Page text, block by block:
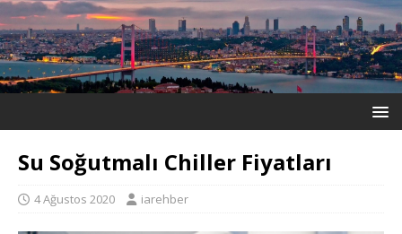
Su Soğutmalı Chiller Fiyatları
4 Ağustos 2020 iarehber